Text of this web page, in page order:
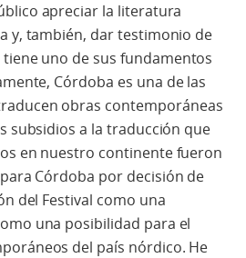
apreciar la literatura
y, también, dar testimonio de
uno de sus fundamentos
Córdoba es una de las
obras contemporáneas
subsidios a la traducción que
en nuestro continente fueron
Córdoba por decisión de
del Festival como una
una posibilidad para el
del país nórdico. He